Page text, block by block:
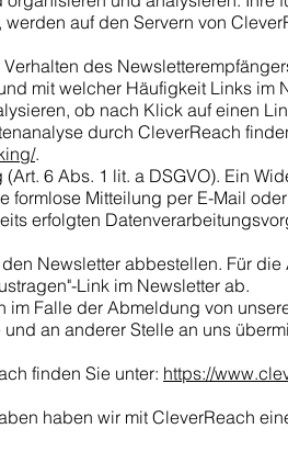
auf den Servern von
des
mit welcher Häufigkeit Links im
ob nach Klick auf einen
durch CleverReach
.
6 Abs. 1 lit. a DSGVO). Ein
Mitteilung per E-Mail
erfolgten
Newsletter abbestellen. Für
Link im Newsletter ab.
Falle der Abmeldung von
an anderer Stelle an uns
finden Sie unter: https://
haben wir mit CleverReach